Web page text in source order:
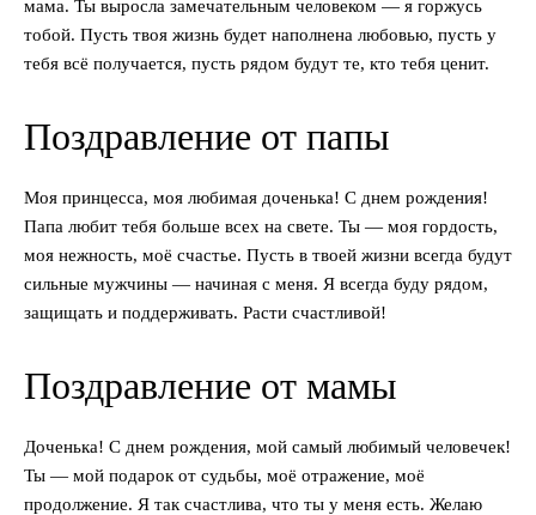
мама. Ты выросла замечательным человеком — я горжусь
тобой. Пусть твоя жизнь будет наполнена любовью, пусть у
тебя всё получается, пусть рядом будут те, кто тебя ценит.
Поздравление от папы
Моя принцесса, моя любимая доченька! С днем рождения!
Папа любит тебя больше всех на свете. Ты — моя гордость,
моя нежность, моё счастье. Пусть в твоей жизни всегда будут
сильные мужчины — начиная с меня. Я всегда буду рядом,
защищать и поддерживать. Расти счастливой!
Поздравление от мамы
Доченька! С днем рождения, мой самый любимый человечек!
Ты — мой подарок от судьбы, моё отражение, моё
продолжение. Я так счастлива, что ты у меня есть. Желаю